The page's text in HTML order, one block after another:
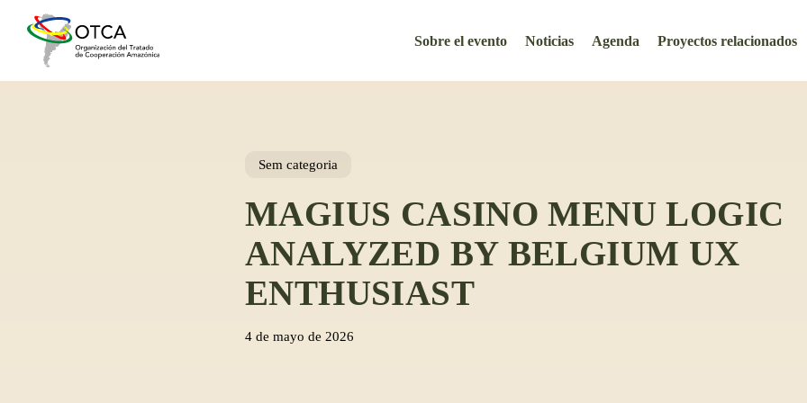
Sobre el evento Noticias Agenda Proyectos relacionados
Sem categoria
MAGIUS CASINO MENU LOGIC
ANALYZED BY BELGIUM UX
ENTHUSIAST
4 de mayo de 2026